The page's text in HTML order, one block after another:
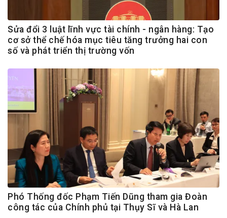
Sửa đổi 3 luật lĩnh vực tài chính - ngân hàng: Tạo
cơ sở thể chế hóa mục tiêu tăng trưởng hai con
số và phát triển thị trường vốn
Phó Thống đốc Phạm Tiến Dũng tham gia Đoàn
công tác của Chính phủ tại Thụy Sĩ và Hà Lan